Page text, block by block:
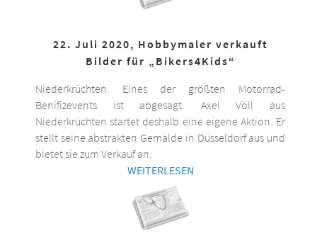
22. Juli 2020, Hobbymaler verkauft
Bilder für „Bikers4Kids“
Niederkrüchten. Eines der größten Motorrad-
Benifizevents ist abgesagt. Axel Völl aus
Niederkrüchten startet deshalb eine eigene Aktion. Er
stellt seine abstrakten Gemälde in Düsseldorf aus und
bietet sie zum Verkauf an.
WEITERLESEN